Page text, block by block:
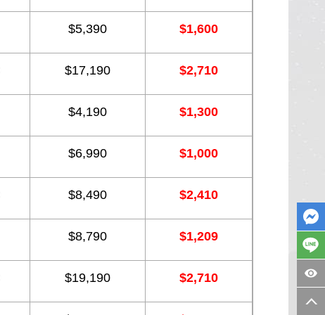
$5,390 $1,600
$17,190 $2,710
$4,190 $1,300
$6,990 $1,000
$8,490 $2,410
$8,790 $1,209
$19,190 $2,710